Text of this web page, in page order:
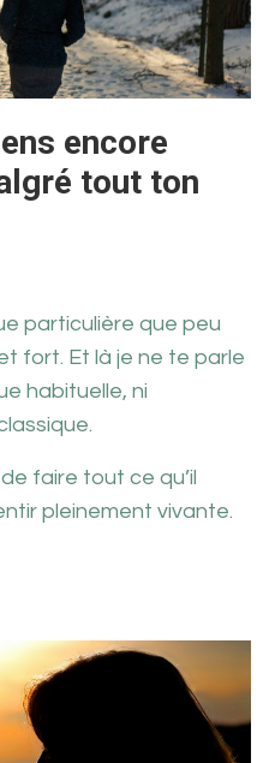
encore
tout ton
particulière que peu
fort. Et là je ne te parle
habituelle, ni
faire tout ce qu’il
pleinement vivante.